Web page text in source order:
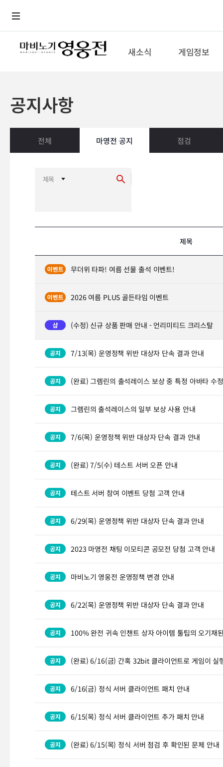
새소식 게임정보
공지사항
전체 마영전 공지 점검
제목
무더위 타파! 여름 선물 출석 이벤트!
2026 여름 PLUS 골든타임 이벤트
(수정) 신규 상품 판매 안내 - 언리미티드 크리스탈
7/13(목) 운영정책 위반 대상자 단속 결과 안내
(완료) 그렘린의 출석레이스 보상 중 특정 아바타 수
그렘린의 출석레이스의 일부 보상 사용 안내
7/6(목) 운영정책 위반 대상자 단속 결과 안내
(완료) 7/5(수) 테스트 서버 오픈 안내
테스트 서버 참여 이벤트 당첨 고객 안내
6/29(목) 운영정책 위반 대상자 단속 결과 안내
2023 마영전 채팅 이모티콘 공모전 당첨 고객 안내
마비노기 영웅전 운영정책 변경 안내
6/22(목) 운영정책 위반 대상자 단속 결과 안내
100% 완전 귀속 인챈트 상자 아이템 툴팁의 오기재
(완료) 6/16(금) 간혹 32bit 클라이언트로 게임이 실
6/16(금) 정식 서버 클라이언트 패치 안내
6/15(목) 정식 서버 클라이언트 추가 패치 안내
(완료) 6/15(목) 정식 서버 점검 후 확인된 문제 안내